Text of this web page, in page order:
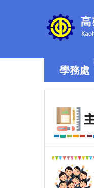
學務處